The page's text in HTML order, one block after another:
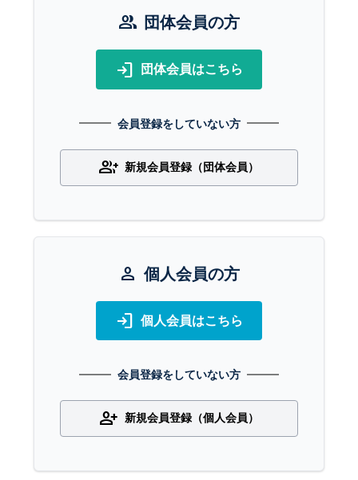
group 団体会員の方
login 団体会員はこちら
会員登録をしていない方
group_add 新規会員登録（団体会員）
person 個人会員の方
login 個人会員はこちら
会員登録をしていない方
person_add 新規会員登録（個人会員）